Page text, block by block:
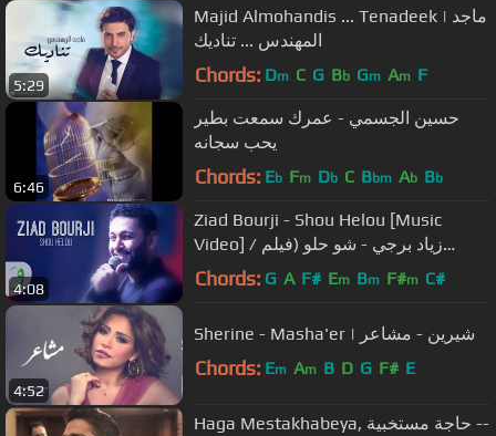
5:29
Majid Almohandis ... Tenadeek | ماجد
المهندس ... تناديك
Chords: Dm C G Bb Gm Am F
6:46
حسين الجسمي - عمرك سمعت بطير
يحب سجانه
Chords: Eb Fm Db C Bbm Ab Bb
4:08
Ziad Bourji - Shou Helou [Music
Video] / زياد برجي - شو حلو (فيلم
بالغلط)
Chords: G A F# Em Bm F#m C#
4:52
Sherine - Masha'er | شيرين - مشاعر
Chords: Em Am B D G F# E
Haga Mestakhabeya, حاجة مستخبية --